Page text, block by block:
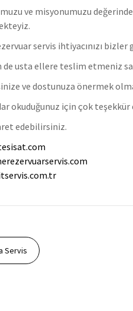
ve misyonumuzu
servis ihtiyacınızı bizler
de usta ellere teslim etmeniz
ve dostunuza önermek
okuduğunuz için çok teşekkür
edebilirsiniz.
Servis